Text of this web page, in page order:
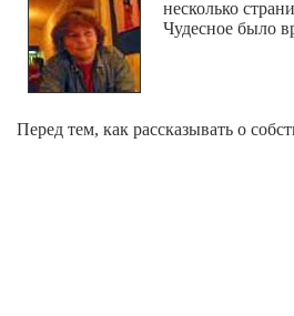
несколько
Чудесное было
Перед тем, как рассказывать о